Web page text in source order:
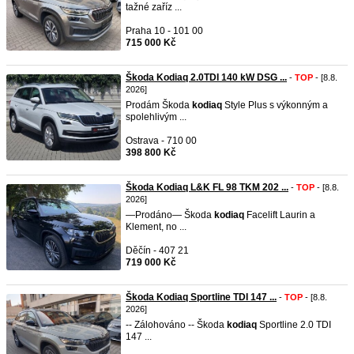
tažné zaříz ...
Praha 10 - 101 00
715 000 Kč
Škoda Kodiaq 2.0TDI 140 kW DSG ... - TOP - [8.8.
2026]
Prodám Škoda kodiaq Style Plus s výkonným a
spolehlivým ...
Ostrava - 710 00
398 800 Kč
Škoda Kodiaq L&K FL 98 TKM 202 ... - TOP - [8.8.
2026]
—Prodáno— Škoda kodiaq Facelift Laurin a
Klement, no ...
Děčín - 407 21
719 000 Kč
Škoda Kodiaq Sportline TDI 147 ... - TOP - [8.8.
2026]
-- Zálohováno -- Škoda kodiaq Sportline 2.0 TDI
147 ...